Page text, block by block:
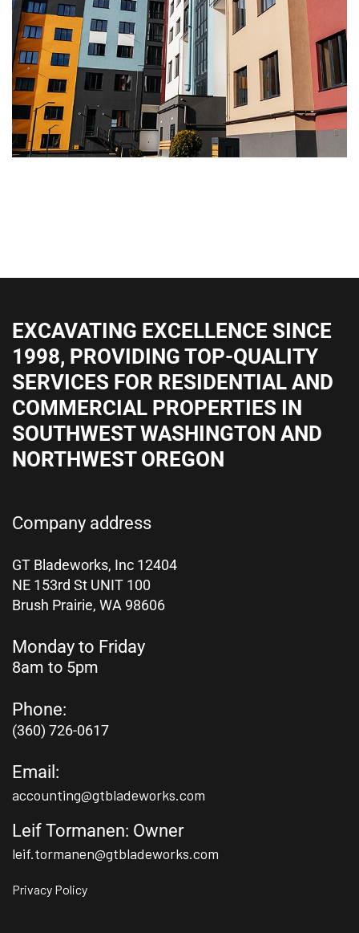
EXCAVATING EXCELLENCE SINCE
1998, PROVIDING TOP-QUALITY
SERVICES FOR RESIDENTIAL AND
COMMERCIAL PROPERTIES IN
SOUTHWEST WASHINGTON AND
NORTHWEST OREGON
Company address
GT Bladeworks, Inc 12404
NE 153rd St UNIT 100
Brush Prairie, WA 98606
Monday to Friday
8am to 5pm
Phone:
(360) 726-0617
Email:
accounting@gtbladeworks.com
Leif Tormanen: Owner
leif.tormanen@gtbladeworks.com
Privacy Policy